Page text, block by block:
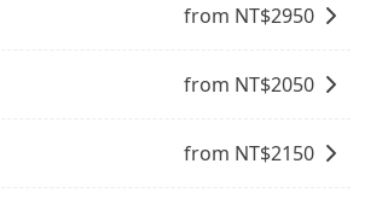
from NT$2950
from NT$2050
from NT$2150